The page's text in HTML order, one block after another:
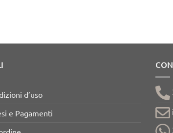
d’uso
e Pagamenti